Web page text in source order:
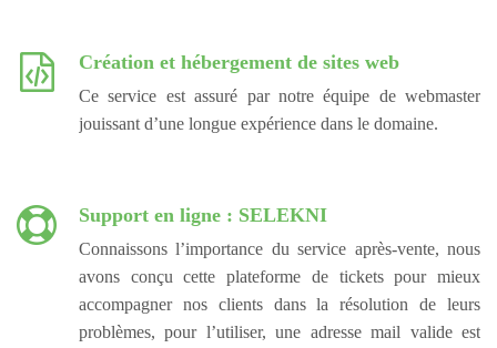
Création et hébergement de sites web
Ce service est assuré par notre équipe de webmaster
jouissant d’une longue expérience dans le domaine.
Support en ligne : SELEKNI
Connaissons l’importance du service après-vente, nous
avons conçu cette plateforme de tickets pour mieux
accompagner nos clients dans la résolution de leurs
problèmes, pour l’utiliser, une adresse mail valide est